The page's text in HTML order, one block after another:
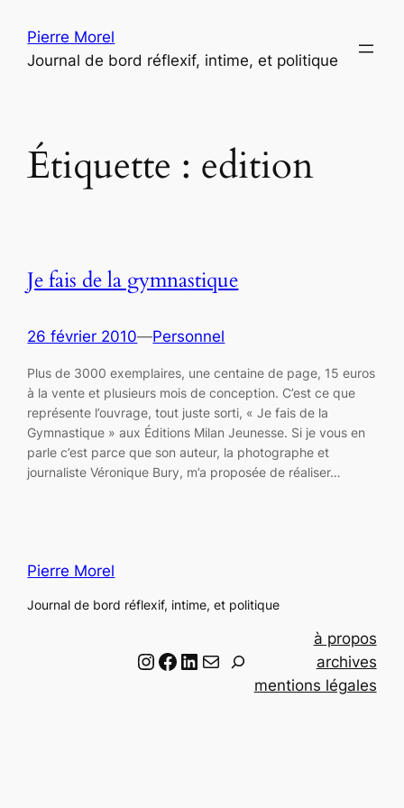
contenu
Pierre Morel
Journal de bord réflexif, intime, et politique
Étiquette : edition
Je fais de la gymnastique
26 février 2010—Personnel
Plus de 3000 exemplaires, une centaine de page, 15 euros
à la vente et plusieurs mois de conception. C’est ce que
représente l’ouvrage, tout juste sorti, « Je fais de la
Gymnastique » aux Éditions Milan Jeunesse. Si je vous en
parle c’est parce que son auteur, la photographe et
journaliste Véronique Bury, m’a proposée de réaliser…
Pierre Morel
Journal de bord réflexif, intime, et politique
Instagram Facebook LinkedIn Email
à propos
archives
mentions légales